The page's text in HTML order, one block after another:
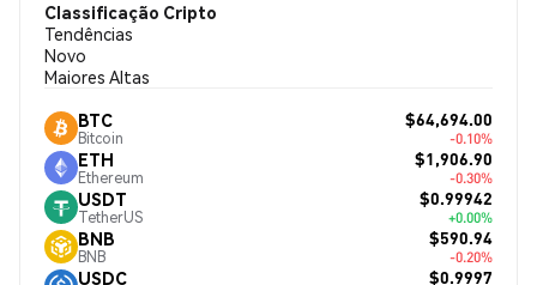
Classificação Cripto
Tendências
Novo
Maiores Altas
BTC
Bitcoin
$64,694.00
-0.10%
ETH
Ethereum
$1,906.90
-0.30%
USDT
TetherUS
$0.99942
+0.00%
BNB
BNB
$590.94
-0.20%
USDC $0.9997